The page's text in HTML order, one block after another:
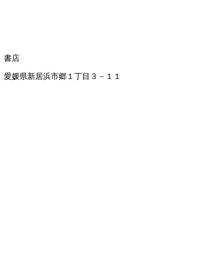
書店
愛媛県新居浜市郷１丁目３－１１